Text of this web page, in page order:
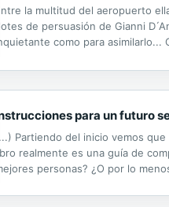
la multitud del aeropuerto
de persuasión de Gianni D
como para asimilarlo...
para un futuro
Partiendo del inicio vemos
realmente es una guía de
personas? ¿O por lo